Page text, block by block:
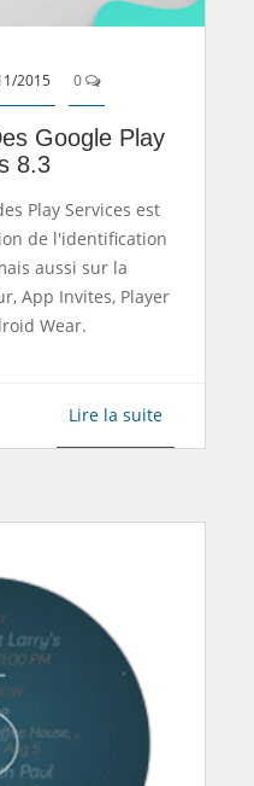
2015 0
Google Play
8.3
Play Services est
de l'identification
aussi sur la
App Invites, Player
Wear.
Lire la suite